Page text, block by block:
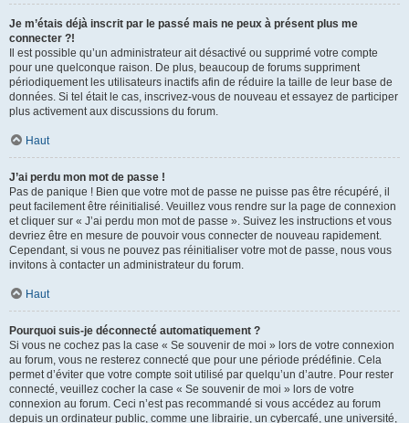
Je m’étais déjà inscrit par le passé mais ne peux à présent plus me
connecter ?!
Il est possible qu’un administrateur ait désactivé ou supprimé votre compte
pour une quelconque raison. De plus, beaucoup de forums suppriment
périodiquement les utilisateurs inactifs afin de réduire la taille de leur base de
données. Si tel était le cas, inscrivez-vous de nouveau et essayez de participer
plus activement aux discussions du forum.
Haut
J’ai perdu mon mot de passe !
Pas de panique ! Bien que votre mot de passe ne puisse pas être récupéré, il
peut facilement être réinitialisé. Veuillez vous rendre sur la page de connexion
et cliquer sur « J’ai perdu mon mot de passe ». Suivez les instructions et vous
devriez être en mesure de pouvoir vous connecter de nouveau rapidement.
Cependant, si vous ne pouvez pas réinitialiser votre mot de passe, nous vous
invitons à contacter un administrateur du forum.
Haut
Pourquoi suis-je déconnecté automatiquement ?
Si vous ne cochez pas la case « Se souvenir de moi » lors de votre connexion
au forum, vous ne resterez connecté que pour une période prédéfinie. Cela
permet d’éviter que votre compte soit utilisé par quelqu’un d’autre. Pour rester
connecté, veuillez cocher la case « Se souvenir de moi » lors de votre
connexion au forum. Ceci n’est pas recommandé si vous accédez au forum
depuis un ordinateur public, comme une librairie, un cybercafé, une université,